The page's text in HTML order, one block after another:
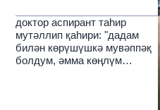
доктор аспирант таһир
мутәллип қаһири: "дадам
билән көрүшүшкә мувәппәқ
болдум, әмма көңлүм